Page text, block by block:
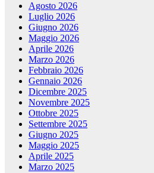
Agosto 2026
Luglio 2026
Giugno 2026
Maggio 2026
Aprile 2026
Marzo 2026
Febbraio 2026
Gennaio 2026
Dicembre 2025
Novembre 2025
Ottobre 2025
Settembre 2025
Giugno 2025
Maggio 2025
Aprile 2025
Marzo 2025